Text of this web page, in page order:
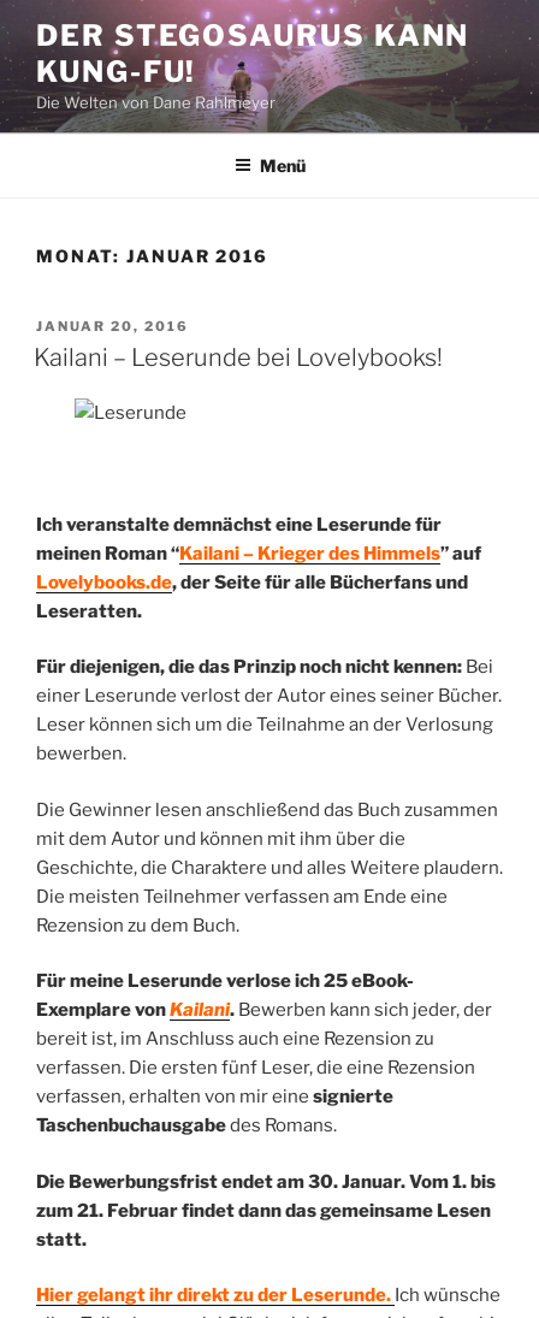
Zum
Inhalt
springen
DER STEGOSAURUS KANN
KUNG-FU!
Die Welten von Dane Rahlmeyer
Menü
MONAT: JANUAR 2016
VERÖFFENTLICHT
AM
JANUAR 20, 2016
Kailani – Leserunde bei Lovelybooks!
Ich veranstalte demnächst eine Leserunde für
meinen Roman “Kailani – Krieger des Himmels” auf
Lovelybooks.de, der Seite für alle Bücherfans und
Leseratten.
Für diejenigen, die das Prinzip noch nicht kennen: Bei
einer Leserunde verlost der Autor eines seiner Bücher.
Leser können sich um die Teilnahme an der Verlosung
bewerben.
Die Gewinner lesen anschließend das Buch zusammen
mit dem Autor und können mit ihm über die
Geschichte, die Charaktere und alles Weitere plaudern.
Die meisten Teilnehmer verfassen am Ende eine
Rezension zu dem Buch.
Für meine Leserunde verlose ich 25 eBook-
Exemplare vonKailani. Bewerben kann sich jeder, der
bereit ist, im Anschluss auch eine Rezension zu
verfassen. Die ersten fünf Leser, die eine Rezension
verfassen, erhalten von mir eine signierte
Taschenbuchausgabedes Romans.
Die Bewerbungsfrist endet am 30. Januar. Vom 1. bis
zum 21. Februar findet dann das gemeinsame Lesen
statt.
Hier gelangt ihr direkt zu der Leserunde. Ich wünsche